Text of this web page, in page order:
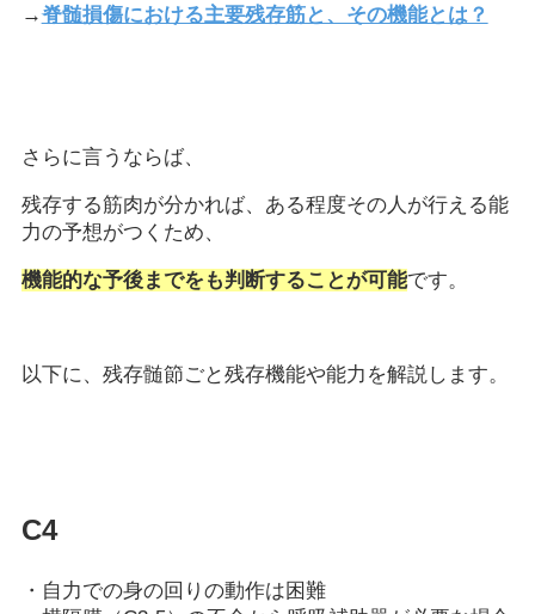
→脊髄損傷における主要残存筋と、その機能とは？
さらに言うならば、
残存する筋肉が分かれば、ある程度その人が行える能
力の予想がつくため、
機能的な予後までをも判断することが可能です。
以下に、残存髄節ごと残存機能や能力を解説します。
C4
・自力での身の回りの動作は困難